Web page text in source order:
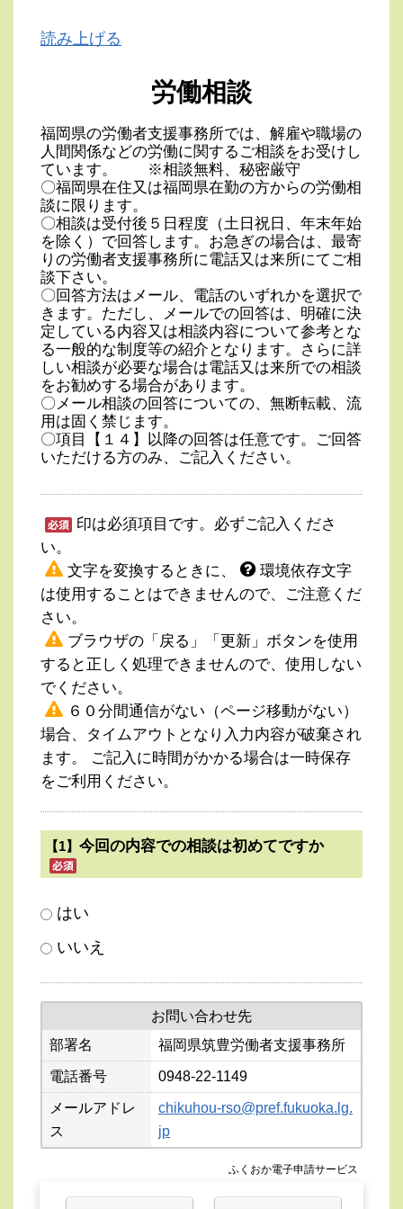
読み上げる
労働相談
福岡県の労働者支援事務所では、解雇や職場の
人間関係などの労働に関するご相談をお受けし
ています。 ※相談無料、秘密厳守
〇福岡県在住又は福岡県在勤の方からの労働相
談に限ります。
〇相談は受付後５日程度（土日祝日、年末年始
を除く）で回答します。お急ぎの場合は、最寄
りの労働者支援事務所に電話又は来所にてご相
談下さい。
〇回答方法はメール、電話のいずれかを選択で
きます。ただし、メールでの回答は、明確に決
定している内容又は相談内容について参考とな
る一般的な制度等の紹介となります。さらに詳
しい相談が必要な場合は電話又は来所での相談
をお勧めする場合があります。
〇メール相談の回答についての、無断転載、流
用は固く禁じます。
〇項目【１４】以降の回答は任意です。ご回答
いただける方のみ、ご記入ください。
印は必須項目です。必ずご記入くださ
い。
文字を変換するときに、
環境依存文字
は使用することはできませんので、ご注意くだ
さい。
ブラウザの「戻る」「更新」ボタンを使用
すると正しく処理できませんので、使用しない
でください。
６０分間通信がない（ページ移動がない）
場合、タイムアウトとなり入力内容が破棄され
ます。 ご記入に時間がかかる場合は一時保存
をご利用ください。
【1】 今回の内容での相談は初めてですか
はい
いいえ
お問い合わせ先
部署名
福岡県筑豊労働者支援事務所
電話番号 0948-22-1149
メールアドレ
ス
chikuhou-rso@pref.fukuoka.lg.
jp
ふくおか電子申請サービス